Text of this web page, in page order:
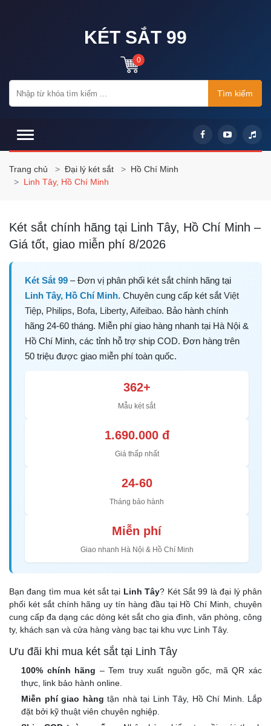
KÉT SẮT 99
0
Tìm kiếm
Trang chủ Đại lý két sắt
Hồ Chí Minh
Linh Tây, Hồ Chí Minh
Két sắt chính hãng tại Linh Tây, Hồ Chí Minh –
Giá tốt, giao miễn phí 8/2026
Két Sắt 99 – Đơn vị phân phối két sắt chính hãng tại
Linh Tây, Hồ Chí Minh. Chuyên cung cấp két sắt Việt
Tiệp, Philips, Bofa, Liberty, Aifeibao. Bảo hành chính
hãng 24-60 tháng. Miễn phí giao hàng nhanh tại Hà Nội &
Hồ Chí Minh, các tỉnh hỗ trợ ship COD. Đơn hàng trên
50 triệu được giao miễn phí toàn quốc.
362+
Mẫu két sắt
1.690.000 đ
Giá thấp nhất
24-60
Tháng bảo hành
Miễn phí
Giao nhanh Hà Nội & Hồ Chí Minh
Bạn đang tìm mua két sắt tại Linh Tây? Két Sắt 99 là đại lý phân
phối két sắt chính hãng uy tín hàng đầu tại Hồ Chí Minh, chuyên
cung cấp đa dạng các dòng két sắt cho gia đình, văn phòng, công
ty, khách sạn và cửa hàng vàng bạc tại khu vực Linh Tây.
Ưu đãi khi mua két sắt tại Linh Tây
100% chính hãng – Tem truy xuất nguồn gốc, mã QR xác
thực, link bảo hành online.
Miễn phí giao hàng tận nhà tại Linh Tây, Hồ Chí Minh. Lắp
đặt bởi kỹ thuật viên chuyên nghiệp.